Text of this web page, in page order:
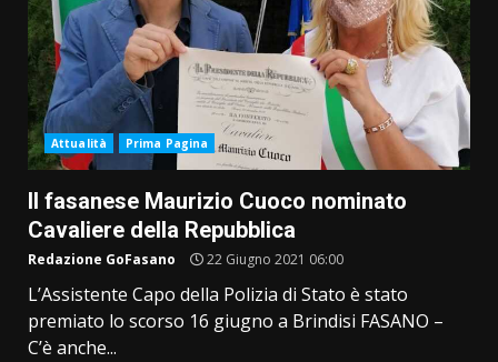
Attualità Prima Pagina
Il fasanese Maurizio Cuoco nominato
Cavaliere della Repubblica
Redazione GoFasano 22 Giugno 2021 06:00
L’Assistente Capo della Polizia di Stato è stato
premiato lo scorso 16 giugno a Brindisi FASANO –
C’è anche...